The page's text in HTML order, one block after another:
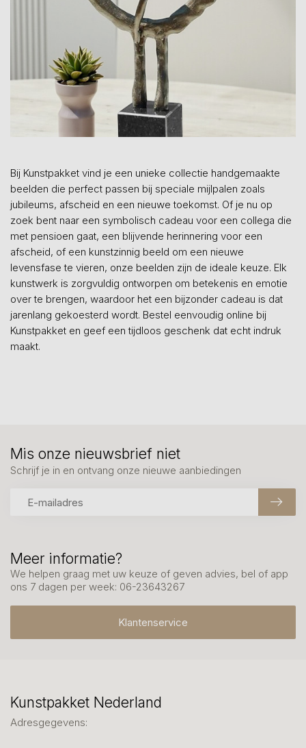
Bij Kunstpakket vind je een unieke collectie handgemaakte
beelden die perfect passen bij speciale mijlpalen zoals
jubileums, afscheid en een nieuwe toekomst. Of je nu op
zoek bent naar een symbolisch cadeau voor een collega die
met pensioen gaat, een blijvende herinnering voor een
afscheid, of een kunstzinnig beeld om een nieuwe
levensfase te vieren, onze beelden zijn de ideale keuze. Elk
kunstwerk is zorgvuldig ontworpen om betekenis en emotie
over te brengen, waardoor het een bijzonder cadeau is dat
jarenlang gekoesterd wordt. Bestel eenvoudig online bij
Kunstpakket en geef een tijdloos geschenk dat echt indruk
maakt.
Meer informatie?
We helpen graag met uw keuze of geven advies, bel of app
ons 7 dagen per week: 06-23643267
Klantenservice
Mis onze nieuwsbrief niet
Schrijf je in en ontvang onze nieuwe aanbiedingen
Kunstpakket Nederland
Adresgegevens: